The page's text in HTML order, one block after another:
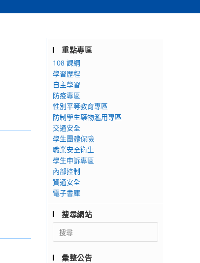
重點專區
108 課綱
學習歷程
自主學習
防疫專區
性別平等教育專區
防制學生藥物濫用專區
交通安全
學生團體保險
職業安全衛生
學生申訴專區
內部控制
資通安全
電子書庫
搜尋網站
Search
for:
彙整公告